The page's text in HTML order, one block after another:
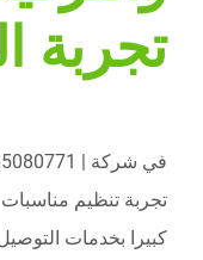
تجربة
تجربة تنظيم
كبيرا بخدمات